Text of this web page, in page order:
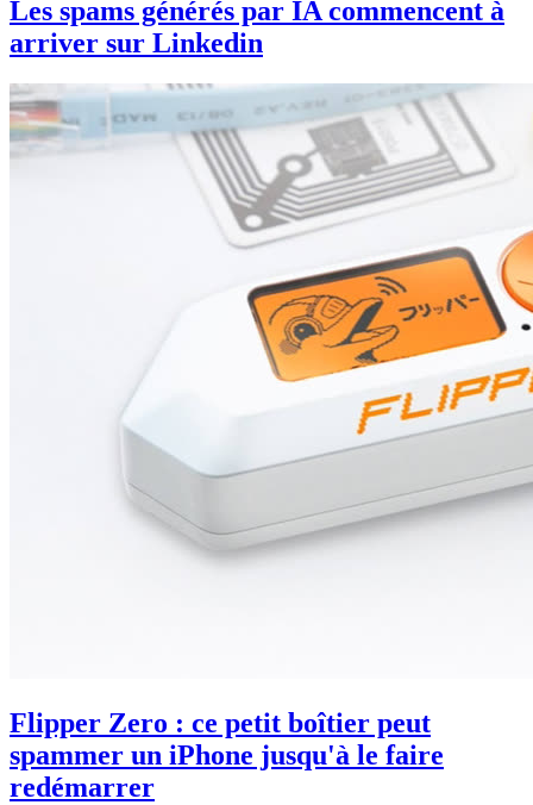
Les spams générés par IA commencent à
arriver sur Linkedin
Flipper Zero : ce petit boîtier peut
spammer un iPhone jusqu'à le faire
redémarrer